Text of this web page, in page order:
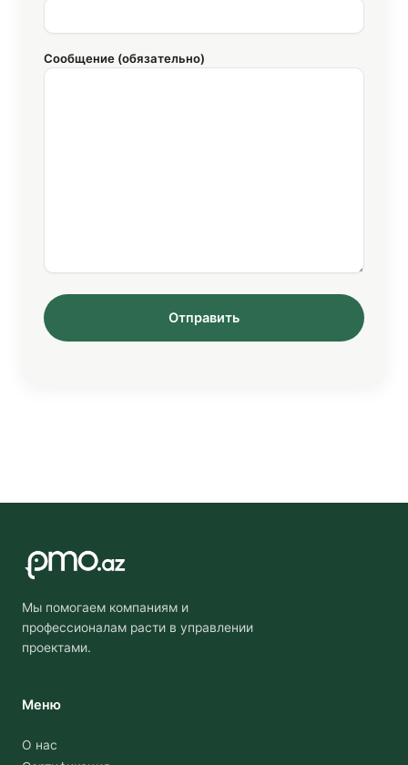
Сообщение (обязательно)
Мы помогаем компаниям и
профессионалам расти в управлении
проектами.
Меню
О нас